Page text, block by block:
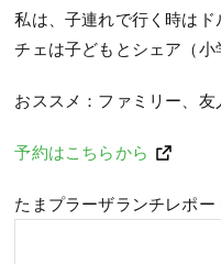
私は、子連れで行く時は
チェは子どもとシェア（小
おススメ：ファミリー、友
予約はこちらから
たまプラーザランチレポー